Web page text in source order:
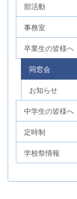
部活動
事務室
卒業生の皆様へ
同窓会
お知らせ
中学生の皆様へ
定時制
学校祭情報